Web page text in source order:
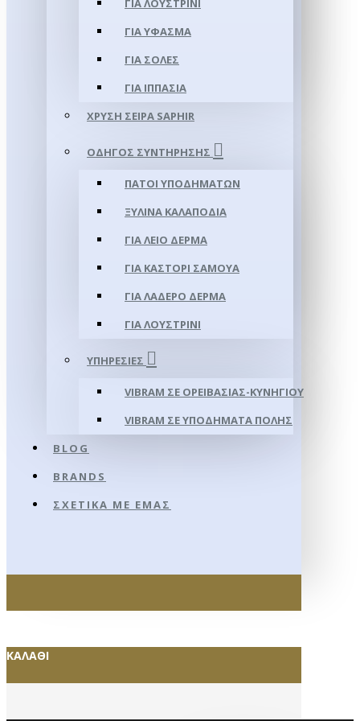
ΓΙΑ ΛΟΥΣΤΡΊΝΙ
ΓΙΑ ΥΦΑΣΜΑ
ΓΙΑ ΣΌΛΕΣ
ΓΙΑ ΙΠΠΑΣΊΑ
ΧΡΥΣΉ ΣΕΙΡΆ SAPHIR
ΟΔΗΓΌΣ ΣΥΝΤΉΡΗΣΗΣ
ΠΆΤΟΙ ΥΠΟΔΗΜΆΤΩΝ
ΞΎΛΙΝΑ ΚΑΛΑΠΌΔΙΑ
ΓΙΑ ΛΕΊΟ ΔΈΡΜΑ
ΓΙΑ ΚΑΣΤΌΡΙ ΣΑΜΟΎΑ
ΓΙΑ ΛΑΔΕΡΌ ΔΈΡΜΑ
ΓΙΑ ΛΟΥΣΤΡΊΝΙ
ΥΠΗΡΕΣΊΕΣ
VIBRAM ΣΕ ΟΡΕΙΒΑΣΊΑΣ-ΚΥΝΗΓΊΟΥ
VIBRAM ΣΕ ΥΠΟΔΉΜΑΤΑ ΠΌΛΗΣ
BLOG
BRANDS
ΣΧΕΤΙΚΆ ΜΕ ΕΜΆΣ
ΚΑΛΆΘΙ